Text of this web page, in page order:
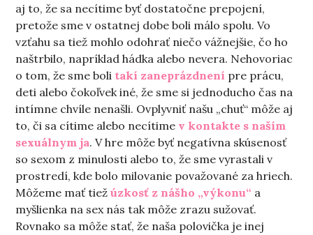
aj to, že sa necítime byť dostatočne prepojení,
pretože sme v ostatnej dobe boli málo spolu. Vo
vzťahu sa tiež mohlo odohrať niečo vážnejšie, čo ho
naštrbilo, napríklad hádka alebo nevera. Nehovoriac
o tom, že sme boli takí zaneprázdnení pre prácu,
deti alebo čokoľvek iné, že sme si jednoducho čas na
intímne chvíle nenašli. Ovplyvniť našu „chuť“ môže aj
to, či sa cítime alebo necítime v kontakte s naším
sexuálnym ja. V hre môže byť negatívna skúsenosť
so sexom z minulosti alebo to, že sme vyrastali v
prostredí, kde bolo milovanie považované za hriech.
Môžeme mať tiežúzkosť z nášho „výkonu“ a
myšlienka na sex nás tak môže zrazu sužovať.
Rovnako sa môže stať, že naša polovička je inej